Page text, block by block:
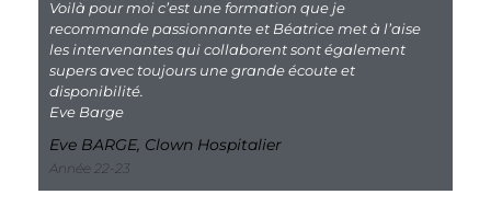
Voilà pour moi c’est une formation que je
recommande passionnante et Béatrice met à l’aise
les intervenantes qui collaborent sont également
supers avec toujours une grande écoute et
disponibilité.
Eve Barge
Eve BARGE, Clown Hospitalier
Année 22-23